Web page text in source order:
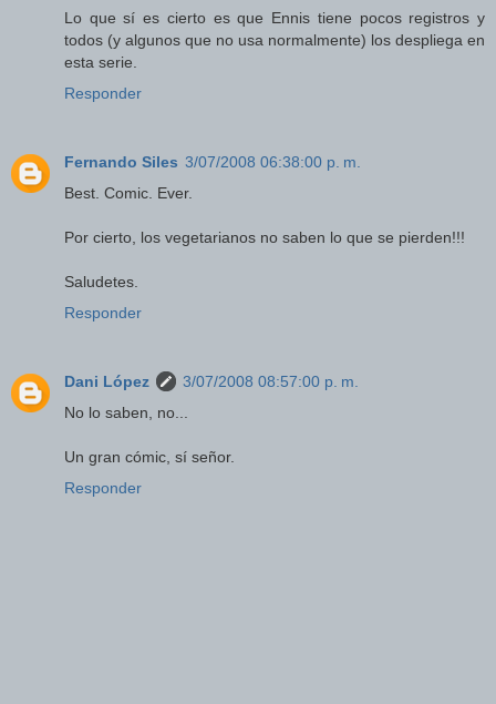
Lo que sí es cierto es que Ennis tiene pocos registros y
todos (y algunos que no usa normalmente) los despliega en
esta serie.
Responder
Fernando Siles 3/07/2008 06:38:00 p. m.
Best. Comic. Ever.
Por cierto, los vegetarianos no saben lo que se pierden!!!
Saludetes.
Responder
Dani López
3/07/2008 08:57:00 p. m.
No lo saben, no...
Un gran cómic, sí señor.
Responder